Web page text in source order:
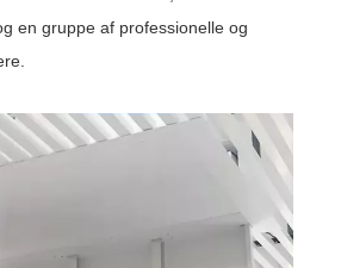
en gruppe af professionelle og